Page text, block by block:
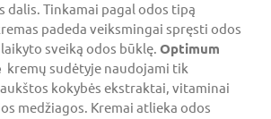
dalis. Tinkamai pagal odos tipą
padeda veiksmingai spręsti odos
sveiką odos būklę. Optimum
kremų sudėtyje naudojami tik
kokybės ekstraktai, vitaminai
medžiagos. Kremai atlieka odos